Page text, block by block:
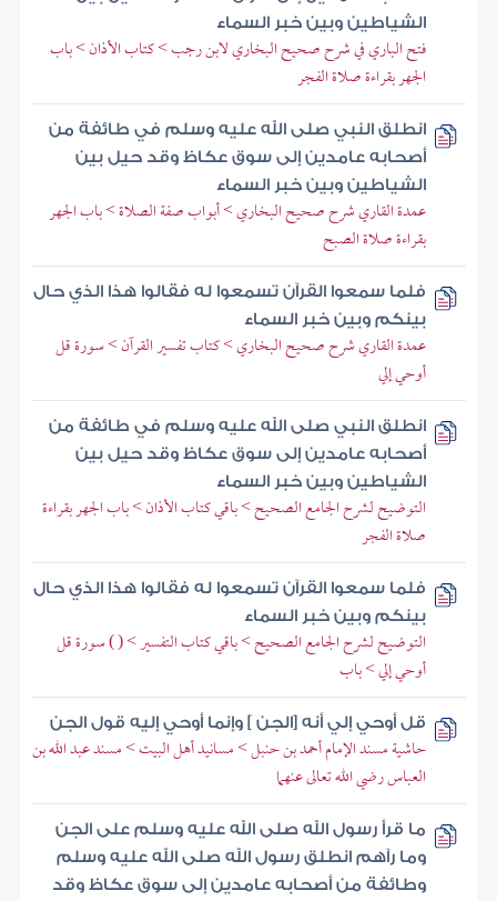
الشياطين وبين خبر السماء
فتح الباري في شرح صحيح البخاري لابن رجب > كتاب الأذان > باب
الجهر بقراءة صلاة الفجر
انطلق النبي صلى الله عليه وسلم في طائفة من
أصحابه عامدين إلى سوق عكاظ وقد حيل بين
الشياطين وبين خبر السماء
عمدة القاري شرح صحيح البخاري > أبواب صفة الصلاة > باب الجهر
بقراءة صلاة الصبح
فلما سمعوا القرآن تسمعوا له فقالوا هذا الذي حال
بينكم وبين خبر السماء
عمدة القاري شرح صحيح البخاري > كتاب تفسير القرآن > سورة قل
أوحي إلي
انطلق النبي صلى الله عليه وسلم في طائفة من
أصحابه عامدين إلى سوق عكاظ وقد حيل بين
الشياطين وبين خبر السماء
التوضيح لشرح الجامع الصحيح > باقي كتاب الأذان > باب الجهر بقراءة
صلاة الفجر
فلما سمعوا القرآن تسمعوا له فقالوا هذا الذي حال
بينكم وبين خبر السماء
التوضيح لشرح الجامع الصحيح > باقي كتاب التفسير > ( ) سورة قل
أوحي إلي > باب
قل أوحي إلي أنه [الجن ] وإنما أوحي إليه قول الجن
حاشية مسند الإمام أحمد بن حنبل > مسانيد أهل البيت > مسند عبد الله بن
العباس رضي الله تعالى عنهما
ما قرأ رسول الله صلى الله عليه وسلم على الجن
وما رآهم انطلق رسول الله صلى الله عليه وسلم
وطائفة من أصحابه عامدين إلى سوق عكاظ وقد